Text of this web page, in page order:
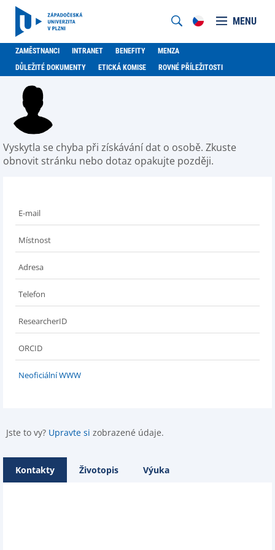
MENU
ZAMĚSTNANCI INTRANET BENEFITY
MENZA
DŮLEŽITÉ DOKUMENTY
ETICKÁ KOMISE ROVNÉ PŘÍLEŽITOSTI
Vyskytla se chyba při získávání dat o osobě. Zkuste
obnovit stránku nebo dotaz opakujte později.
E-mail
Místnost
Adresa
Telefon
ResearcherID
ORCID
Neoficiální WWW
Jste to vy? Upravte si zobrazené údaje.
Kontakty Životopis Výuka